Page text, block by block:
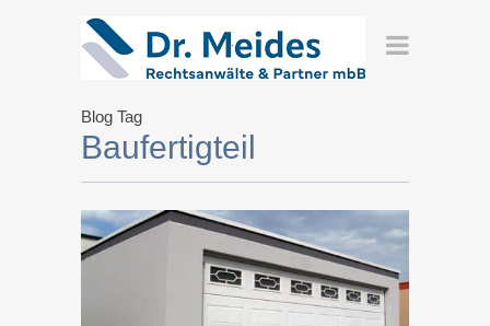
Blog Tag
Baufertigteil